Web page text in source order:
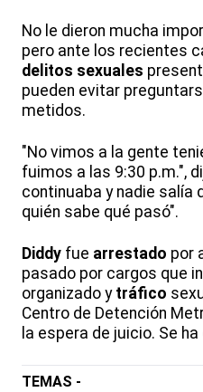
No le dieron mucha
pero ante los recientes
delitos sexuales
pueden evitar
metidos.
"No vimos a la gente
fuimos a las 9:30 p.m.",
continuaba y nadie salía
quién sabe qué pasó".
Diddy fue arrestado por
pasado por cargos que
organizado y tráfico
Centro de Detención
la espera de juicio. Se
TEMAS -